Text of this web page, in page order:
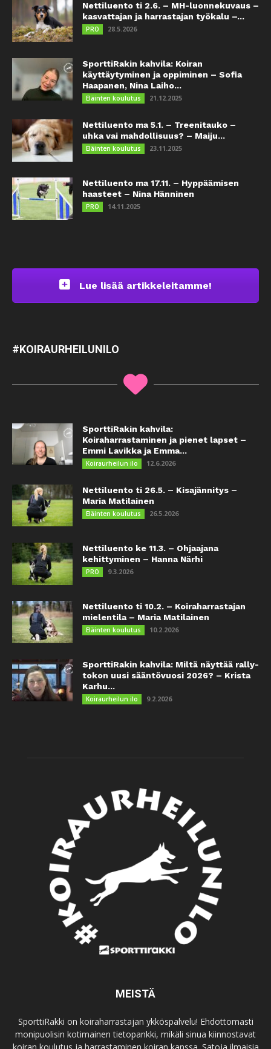
Nettiluento ti 2.6. – MH-luonnekuvaus –
kasvattajan ja harrastajan työkalu –...
PRO 28.5.2026
SporttiRakin kahvila: Koiran
käyttäytyminen ja oppiminen – Sofia
Haapanen, Nina Laiho...
Eläinten koulutus 21.12.2025
Nettiluento ma 5.1. – Treenitauko –
uhka vai mahdollisuus? – Maiju...
Eläinten koulutus 23.11.2025
Nettiluento ma 17.11. – Hyppäämisen
haasteet – Nina Hänninen
PRO 14.11.2025
Lue lisää artikkeleitamme!
#KOIRAURHEILUNILO
SporttiRakin kahvila:
Koiraharrastaminen ja pienet lapset –
Emmi Lavikka ja Emma...
Koiraurheilun ilo 12.6.2026
Nettiluento ti 26.5. – Kisajännitys –
Maria Matilainen
Eläinten koulutus 26.5.2026
Nettiluento ke 11.3. – Ohjaajana
kehittyminen – Hanna Närhi
PRO 9.3.2026
Nettiluento ti 10.2. – Koiraharrastajan
mielentila – Maria Matilainen
Eläinten koulutus 10.2.2026
SporttiRakin kahvila: Miltä näyttää rally-
tokon uusi sääntövuosi 2026? – Krista
Karhu...
Koiraurheilun ilo 9.2.2026
MEISTÄ
SporttiRakki on koiraharrastajan ykköspalvelu! Ehdottomasti
monipuolisin kotimainen tietopankki, mikäli sinua kiinnostavat